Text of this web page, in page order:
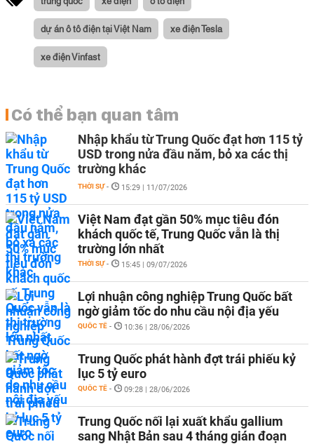
dự án ô tô điện tại Việt Nam xe điện Tesla
xe điện Vinfast
Có thể bạn quan tâm
Nhập khẩu từ Trung Quốc đạt hơn 115 tỷ
USD trong nửa đầu năm, bỏ xa các thị
trường khác
THỜI SỰ - 15:29 | 11/07/2026
Việt Nam đạt gần 50% mục tiêu đón
khách quốc tế, Trung Quốc vẫn là thị
trường lớn nhất
THỜI SỰ - 15:45 | 09/07/2026
Lợi nhuận công nghiệp Trung Quốc bất
ngờ giảm tốc do nhu cầu nội địa yếu
QUỐC TẾ - 10:36 | 28/06/2026
Trung Quốc phát hành đợt trái phiếu kỷ
lục 5 tỷ euro
QUỐC TẾ - 09:28 | 28/06/2026
Trung Quốc nối lại xuất khẩu gallium
sang Nhật Bản sau 4 tháng gián đoạn